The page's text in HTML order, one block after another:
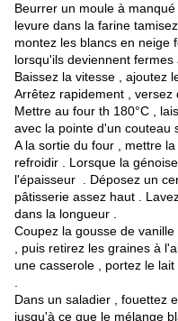
Beurrer un moule à
levure dans la farine
montez les blancs en neige
lorsqu'ils deviennent fermes
Baissez la vitesse , ajoutez
Arrêtez rapidement , versez
Mettre au four th 180°C ,
avec la pointe d'un couteau
A la sortie du four , mettre
refroidir . Lorsque la
l'épaisseur . Déposez un
pâtisserie assez haut .
dans la longueur .
Coupez la gousse de
, puis retirez les graines à
une casserole , portez le
Dans un saladier , fouettez
jusqu'à ce que le mélange